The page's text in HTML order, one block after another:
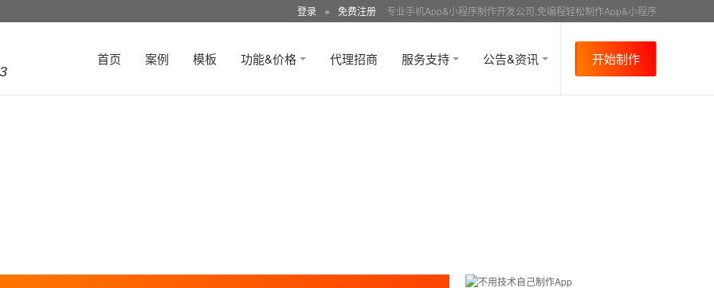
登录 ● 免费注册 专业手机App&小程序制作开发公司,免编程轻松制作App&小程序
首页 案例 模板 功能&价格 代理招商 服务支持 公告&资讯 开始制作